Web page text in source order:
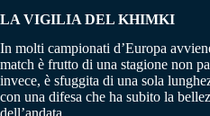
LA VIGILIA DEL KHIMKI
In molti campionati d’Europa
match è frutto di una stagione non
invece, è sfuggita di una sola
con una difesa che ha subito la